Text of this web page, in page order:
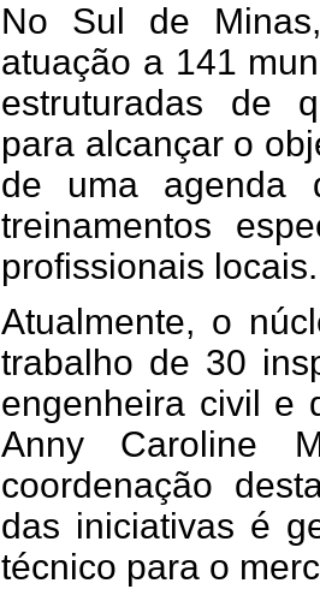
No Sul de
atuação a 141
estruturadas de
para alcançar o
de uma agenda
treinamentos
profissionais locais.
Atualmente, o
trabalho de 30
engenheira civil e
Anny Caroline
coordenação
das iniciativas é
técnico para o